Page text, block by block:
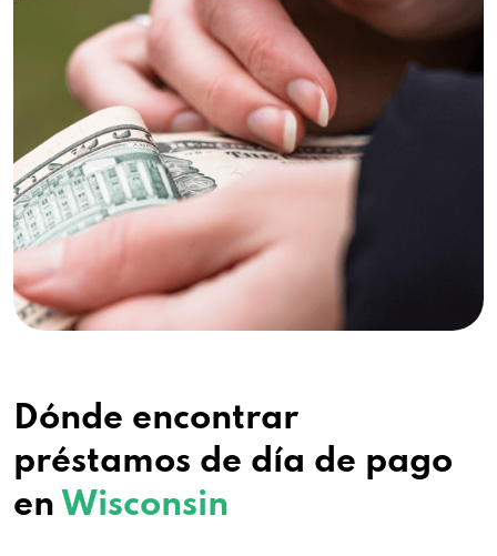
Dónde encontrar
préstamos de día de pago
en Wisconsin